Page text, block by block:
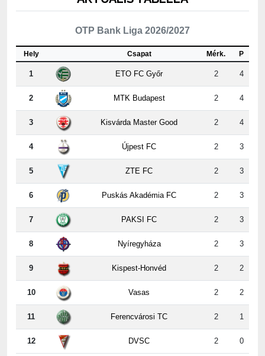
OTP Bank Liga 2026/2027
Csapat
1 ETO FC Győr 2 4
2 MTK Budapest 2 4
3 Kisvárda Master Good 2 4
4 Újpest FC 2 3
5 ZTE FC 2 3
6 Puskás Akadémia FC 2 3
7 PAKSI FC 2 3
8 Nyíregyháza 2 3
9 Kispest-Honvéd 2 2
10 Vasas 2 2
11 Ferencvárosi TC 2 1
12 DVSC 2 0